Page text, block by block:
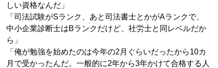
しい資格なんだ」
「司法試験がSランク、あと司法書士とかがAランクで、
中小企業診断士はBランクだけど、社労士と同レベルだか
ら」
「俺が勉強を始めたのは今年の2月ぐらいだったから10カ
月で受かったんだ。一般的に2年から3年かけて合格する人